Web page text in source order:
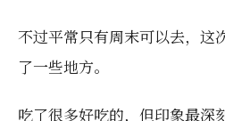
不过平常只有周末可以去，这
了一些地方。
吃了很多好吃的，但印象最深